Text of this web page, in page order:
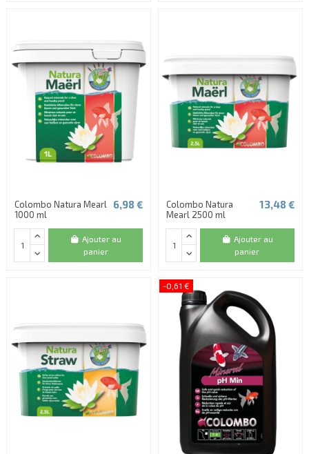
Colombo Natura Mearl
1000 ml
6,98 €
Ajouter au
panier
Colombo Natura
Mearl 2500 ml
13,48 €
Ajouter au
panier
-0,61 €